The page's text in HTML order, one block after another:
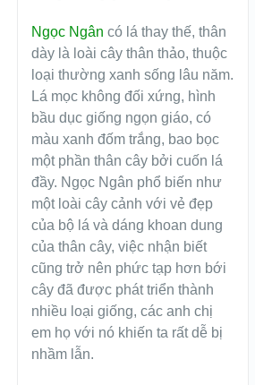
Ngọc Ngân có lá thay thế, thân
dày là loài cây thân thảo, thuộc
loại thường xanh sống lâu năm.
Lá mọc không đối xứng, hình
bầu dục giống ngọn giáo, có
màu xanh đốm trắng, bao bọc
một phần thân cây bởi cuốn lá
đầy. Ngọc Ngân phổ biến như
một loài cây cảnh với vẻ đẹp
của bộ lá và dáng khoan dung
của thân cây, việc nhận biết
cũng trở nên phức tạp hơn bới
cây đã được phát triển thành
nhiều loại giống, các anh chị
em họ với nó khiến ta rất dễ bị
nhầm lẫn.